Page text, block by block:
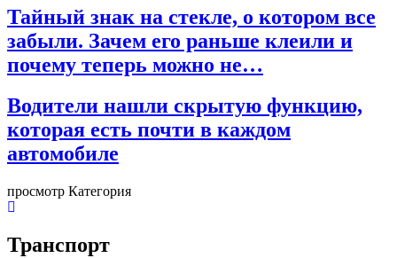
Тайный знак на стекле, о котором все
забыли. Зачем его раньше клеили и
почему теперь можно не…
Водители нашли скрытую функцию,
которая есть почти в каждом
автомобиле
просмотр Категория
Транспорт